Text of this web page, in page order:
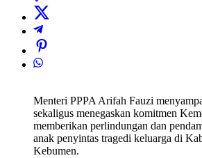
Menteri PPPA Arifah Fauzi
sekaligus menegaskan komitmen
memberikan perlindungan dan
anak penyintas tragedi keluarga di
Kebumen.